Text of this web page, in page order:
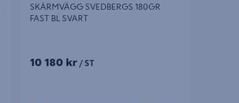
SKÄRMVÄGG SVEDBERGS 180GR
FAST BL SVART
10 180 kr / ST